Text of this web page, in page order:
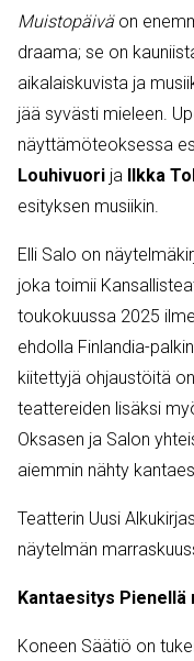
Muistopäiväon
draama; se on
aikalaiskuvista ja
jää syvästi mieleen.
näyttämöteoksessa
Louhivuori ja Ilkka
esityksen musiikin.
Elli Salo on
joka toimii
toukokuussa 2025
ehdolla Finlandia-
kiitettyjä ohjaustöitä
teattereiden lisäksi
Oksasen ja Salon
aiemmin nähty
Teatterin Uusi
näytelmän
Kantaesitys Pienellä
Koneen Säätiö on